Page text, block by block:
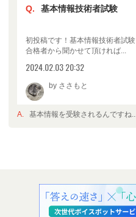
基本情報技術者試験
初投稿です！基本情報技術者試験
合格者から聞かせて頂ければ...
2024.02.03 20:32
by ささもと
基本情報を受験されるんですね...